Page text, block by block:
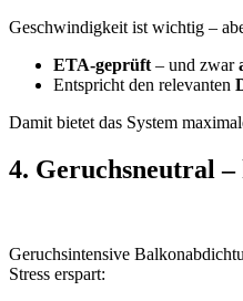
Geschwindigkeit ist wichtig –
ETA‑geprüft– und zwar
Entspricht den relevanten
Damit bietet das System
4. Geruchsneutral
Geruchsintensive
Stress erspart: